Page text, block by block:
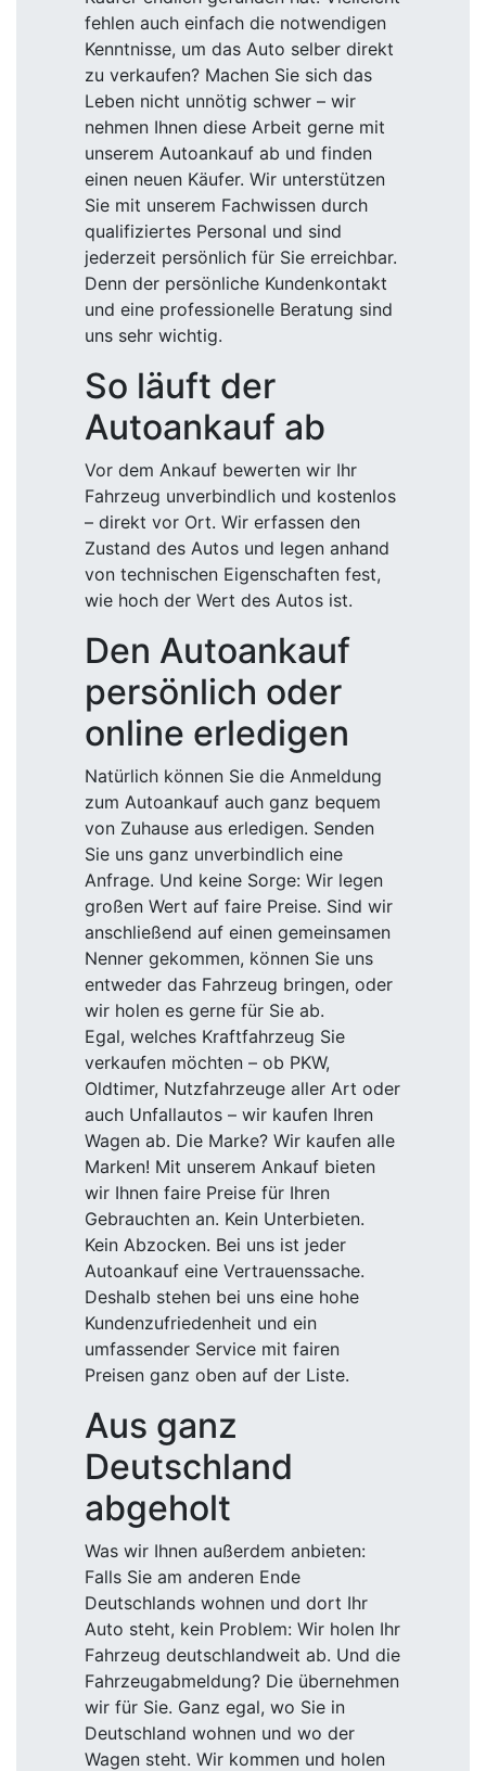
fehlen auch einfach die notwendigen
Kenntnisse, um das Auto selber direkt
zu verkaufen? Machen Sie sich das
Leben nicht unnötig schwer – wir
nehmen Ihnen diese Arbeit gerne mit
unserem Autoankauf ab und finden
einen neuen Käufer. Wir unterstützen
Sie mit unserem Fachwissen durch
qualifiziertes Personal und sind
jederzeit persönlich für Sie erreichbar.
Denn der persönliche Kundenkontakt
und eine professionelle Beratung sind
uns sehr wichtig.
So läuft der
Autoankauf ab
Vor dem Ankauf bewerten wir Ihr
Fahrzeug unverbindlich und kostenlos
– direkt vor Ort. Wir erfassen den
Zustand des Autos und legen anhand
von technischen Eigenschaften fest,
wie hoch der Wert des Autos ist.
Den Autoankauf
persönlich oder
online erledigen
Natürlich können Sie die Anmeldung
zum Autoankauf auch ganz bequem
von Zuhause aus erledigen. Senden
Sie uns ganz unverbindlich eine
Anfrage. Und keine Sorge: Wir legen
großen Wert auf faire Preise. Sind wir
anschließend auf einen gemeinsamen
Nenner gekommen, können Sie uns
entweder das Fahrzeug bringen, oder
wir holen es gerne für Sie ab.
Egal, welches Kraftfahrzeug Sie
verkaufen möchten – ob PKW,
Oldtimer, Nutzfahrzeuge aller Art oder
auch Unfallautos – wir kaufen Ihren
Wagen ab. Die Marke? Wir kaufen alle
Marken! Mit unserem Ankauf bieten
wir Ihnen faire Preise für Ihren
Gebrauchten an. Kein Unterbieten.
Kein Abzocken. Bei uns ist jeder
Autoankauf eine Vertrauenssache.
Deshalb stehen bei uns eine hohe
Kundenzufriedenheit und ein
umfassender Service mit fairen
Preisen ganz oben auf der Liste.
Aus ganz
Deutschland
abgeholt
Was wir Ihnen außerdem anbieten:
Falls Sie am anderen Ende
Deutschlands wohnen und dort Ihr
Auto steht, kein Problem: Wir holen Ihr
Fahrzeug deutschlandweit ab. Und die
Fahrzeugabmeldung? Die übernehmen
wir für Sie. Ganz egal, wo Sie in
Deutschland wohnen und wo der
Wagen steht. Wir kommen und holen